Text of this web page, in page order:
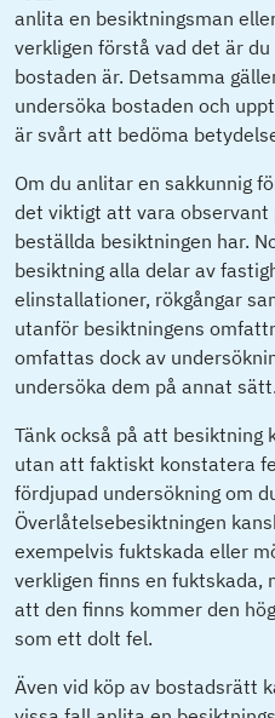
anlita en besiktningsman
verkligen förstå vad det är
bostaden är. Detsamma
undersöka bostaden och
är svårt att bedöma
Om du anlitar en sakkunnig
det viktigt att vara observant
beställda besiktningen har.
besiktning alla delar av
elinstallationer, rökgångar
utanför besiktningens
omfattas dock av
undersöka dem på annat sätt.
Tänk också på att besiktning
utan att faktiskt konstatera
fördjupad undersökning om
Överlåtelsebesiktningen
exempelvis fuktskada eller
verkligen finns en fuktskada,
att den finns kommer den
som ett dolt fel.
Även vid köp av bostadsrätt